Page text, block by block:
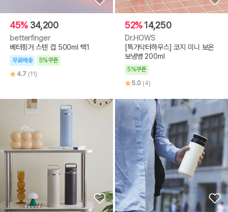
45% 34,200
betterfinger
베터핑거 스텐 컵 500ml 택1
무료배송
5%쿠폰
4.7 (11)
52%14,250
Dr.HOWS
[특가닥터하우스] 코지 미니 보온
보냉병 200ml
5%쿠폰
5.0 (4)